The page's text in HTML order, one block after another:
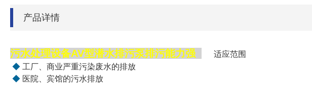
产品详情
污水处理设备AV型潜水排污泵排污能力强
适应范围
◆ 工厂、商业严重污染废水的排放
◆ 医院、宾馆的污水排放